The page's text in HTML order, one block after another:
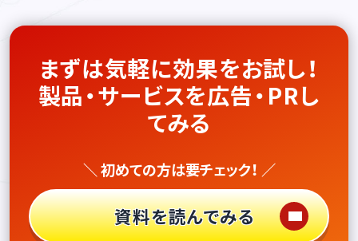
まずは気軽に効果をお試し！
製品・サービスを広告・PRし
てみる
＼ 初めての方は要チェック！ ／
資料を読んでみる